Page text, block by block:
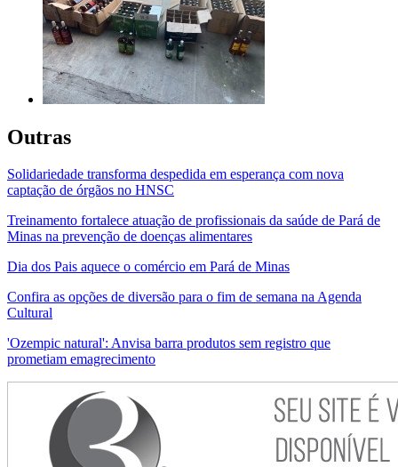
Outras
Solidariedade transforma despedida em esperança com nova
captação de órgãos no HNSC
Treinamento fortalece atuação de profissionais da saúde de Pará de
Minas na prevenção de doenças alimentares
Dia dos Pais aquece o comércio em Pará de Minas
Confira as opções de diversão para o fim de semana na Agenda
Cultural
'Ozempic natural': Anvisa barra produtos sem registro que
prometiam emagrecimento